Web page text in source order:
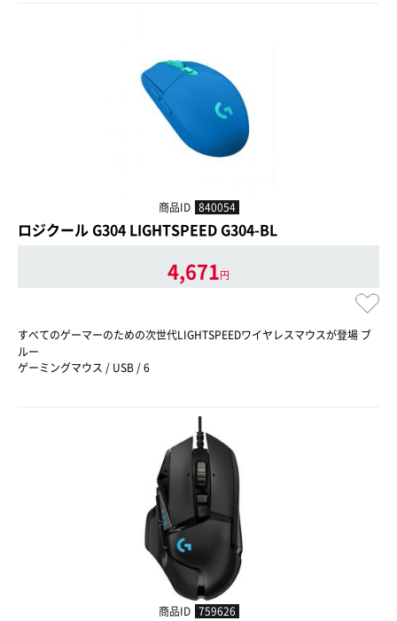
商品ID 840054
ロジクール G304 LIGHTSPEED G304-BL
4,671円
すべてのゲーマーのための次世代LIGHTSPEEDワイヤレスマウスが登場 ブ
ルー
ゲーミングマウス / USB / 6
商品ID 759626